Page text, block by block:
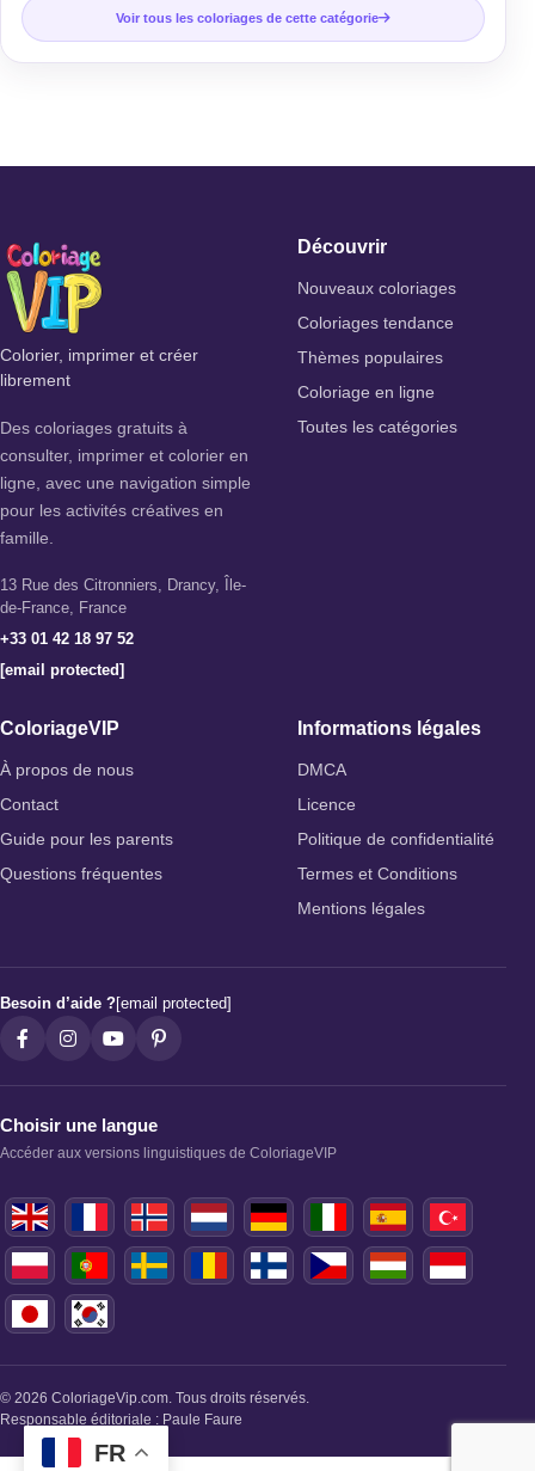
Voir tous les coloriages de cette catégorie
Colorier, imprimer et créer
librement
Des coloriages gratuits à
consulter, imprimer et colorier en
ligne, avec une navigation simple
pour les activités créatives en
famille.
13 Rue des Citronniers, Drancy, Île-
de-France, France
+33 01 42 18 97 52
[email protected]
Découvrir
Nouveaux coloriages
Coloriages tendance
Thèmes populaires
Coloriage en ligne
Toutes les catégories
ColoriageVIP
À propos de nous
Contact
Guide pour les parents
Questions fréquentes
Informations légales
DMCA
Licence
Politique de confidentialité
Termes et Conditions
Mentions légales
Besoin d’aide ?[email protected]
Choisir une langue
Accéder aux versions linguistiques de ColoriageVIP
© 2026 ColoriageVip.com. Tous droits réservés.
Responsable éditoriale : Paule Faure
FR